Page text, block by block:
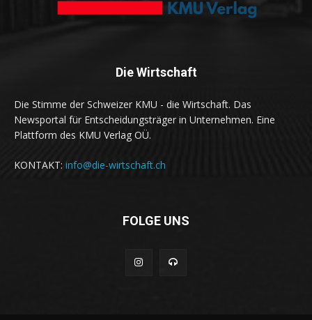
Die Wirtschaft
Die Stimme der Schweizer KMU - die Wirtschaft. Das
Newsportal für Entscheidungsträger in Unternehmen. Eine
Plattform des KMU Verlag OÜ.
KONTAKT: info@die-wirtschaft.ch
FOLGE UNS